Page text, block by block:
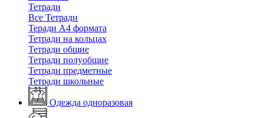
Тетради
Все Тетради
Теради А4 формата
Тетради на кольцах
Тетради общие
Тетради полуобщие
Тетради предметные
Тетради школьные
Одежда одноразовая